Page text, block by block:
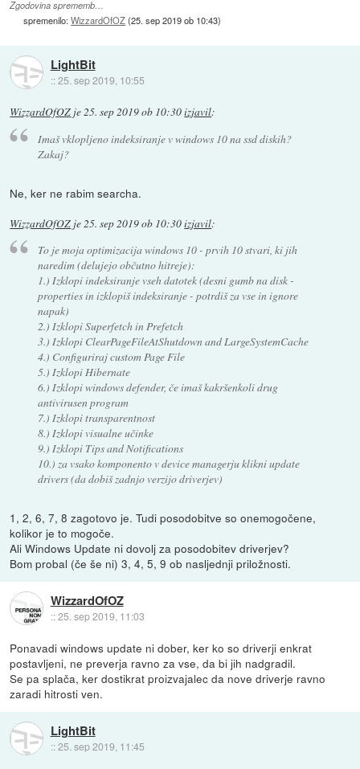
Zgodovina sprememb…
spremenilo:WizzardOfOZ(25. sep 2019 ob 10:43)
LightBit
::25. sep 2019, 10:55
WizzardOfOZ je25. sep 2019 ob 10:30izjavil:
Imaš vklopljeno indeksiranje v windows 10 na ssd diskih?
Zakaj?
Ne, ker ne rabim searcha.
WizzardOfOZ je25. sep 2019 ob 10:30izjavil:
To je moja optimizacija windows 10 - prvih 10 stvari, ki jih
naredim (delujejo občutno hitreje):
1.) Izklopi indeksiranje vseh datotek (desni gumb na disk -
properties in izklopiš indeksiranje - potrdiš za vse in ignore
napak)
2.) Izklopi Superfetch in Prefetch
3.) Izklopi ClearPageFileAtShutdown and LargeSystemCache
4.) Configuriraj custom Page File
5.) Izklopi Hibernate
6.) Izklopi windows defender, če imaš kakršenkoli drug
antivirusen program
7.) Izklopi transparentnost
8.) Izklopi visualne učinke
9.) Izklopi Tips and Notifications
10.) za vsako komponento v device managerju klikni update
drivers (da dobiš zadnjo verzijo driverjev)
1, 2, 6, 7, 8 zagotovo je. Tudi posodobitve so onemogočene,
kolikor je to mogoče.
Ali Windows Update ni dovolj za posodobitev driverjev?
Bom probal (če še ni) 3, 4, 5, 9 ob nasljednji priložnosti.
WizzardOfOZ
::25. sep 2019, 11:03
Ponavadi windows update ni dober, ker ko so driverji enkrat
postavljeni, ne preverja ravno za vse, da bi jih nadgradil.
Se pa splača, ker dostikrat proizvajalec da nove driverje ravno
zaradi hitrosti ven.
LightBit
::25. sep 2019, 11:45